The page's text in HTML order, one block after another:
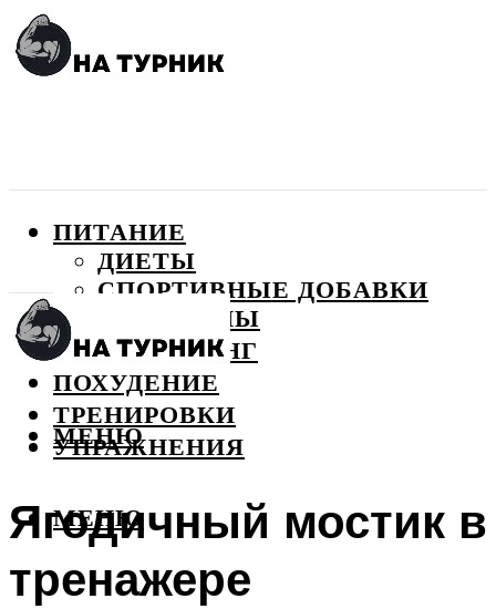
ПИТАНИЕ
ДИЕТЫ
СПОРТИВНЫЕ ДОБАВКИ
ВИТАМИНЫ
БОДИБИЛДИНГ
ПОХУДЕНИЕ
ТРЕНИРОВКИ
УПРАЖНЕНИЯ
МЕНЮ
МЕНЮ
Ягодичный мостик в
тренажере